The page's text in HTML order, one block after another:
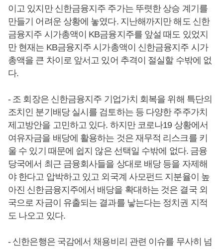
이고 있지만 신한금융지주 주가는 뚜렷한 상승 계기를
만들기 어려운 상황에 놓였다. 지난해까지만 해도 신한
금융지주 시가총액이 KB금융지주를 앞설 때도 있었지
만 현재는 KB금융지주 시가총액이 신한금융지주 시가
총액을 큰 차이로 앞서고 있어 추격이 절실할 수밖에 없
다.
- 조 회장은 신한금융지주 기업가치 회복을 위해 특단의
조치인 분기배당 실시를 검토하는 등 다양한 주주가치
제고방안을 고민하고 있다. 하지만 코로나19 상황에서
여유자금을 배당에 활용하는 것은 재무적 리스크를 키
울 수 있기 때문에 쉽지 않은 선택일 수밖에 없다. 금융
당국에서 최근 금융회사들을 상대로 배당 등을 자제해
야 한다고 압박하고 있고 외국계 사모펀드 지분율이 높
아진 신한금융지주에서 배당을 확대하는 것은 결국 외
국으로 자금이 유출되는 결과를 낳는다는 정치권 지적
도 나오고 있다.
- 신한은행은 국감에서 채용비리 관련 이슈를 무사히 넘